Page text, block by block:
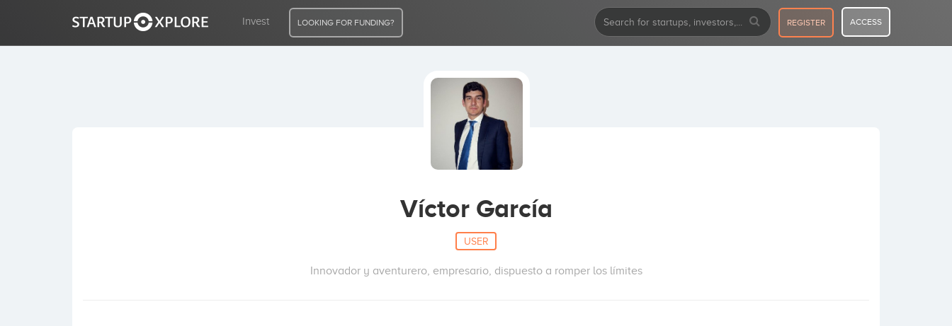
Invest LOOKING FOR FUNDING? REGISTER ACCESS
Víctor García
USER
Innovador y aventurero, empresario, dispuesto a romper los límites